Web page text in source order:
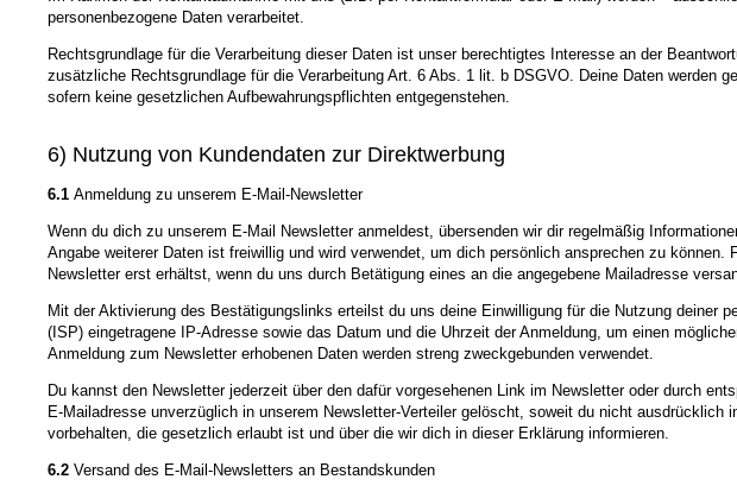
personenbezogene Daten verarbeitet.
Rechtsgrundlage für die Verarbeitung dieser Daten ist unser berechtigtes Interesse an der
zusätzliche Rechtsgrundlage für die Verarbeitung Art. 6 Abs. 1 lit. b DSGVO. Deine Daten
sofern keine gesetzlichen Aufbewahrungspflichten entgegenstehen.
6) Nutzung von Kundendaten zur Direktwerbung
6.1 Anmeldung zu unserem E-Mail-Newsletter
Wenn du dich zu unserem E-Mail Newsletter anmeldest, übersenden wir dir regelmäßig
Angabe weiterer Daten ist freiwillig und wird verwendet, um dich persönlich ansprechen zu
Newsletter erst erhältst, wenn du uns durch Betätigung eines an die angegebene Mailadresse
Mit der Aktivierung des Bestätigungslinks erteilst du uns deine Einwilligung für die Nutzung deiner
(ISP) eingetragene IP-Adresse sowie das Datum und die Uhrzeit der Anmeldung, um einen
Anmeldung zum Newsletter erhobenen Daten werden streng zweckgebunden verwendet.
Du kannst den Newsletter jederzeit über den dafür vorgesehenen Link im Newsletter oder durch
E-Mailadresse unverzüglich in unserem Newsletter-Verteiler gelöscht, soweit du nicht
vorbehalten, die gesetzlich erlaubt ist und über die wir dich in dieser Erklärung informieren.
6.2 Versand des E-Mail-Newsletters an Bestandskunden